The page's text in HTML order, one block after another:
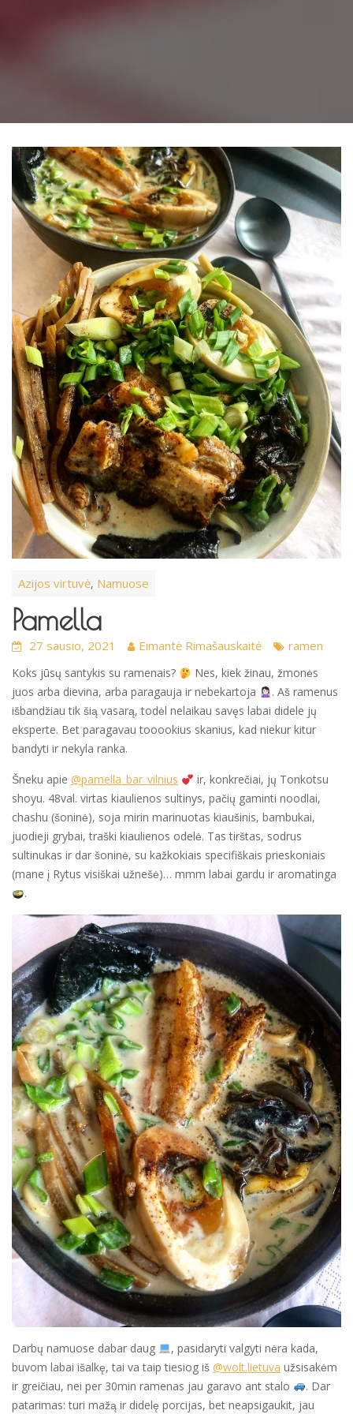
Azijos virtuvė, Namuose
Pamella
27 sausio, 2021 Eimantė Rimašauskaitė ramen
Koks jūsų santykis su ramenais?
Nes, kiek žinau, žmonės
juos arba dievina, arba paragauja ir nebekartoja
. Aš ramenus
išbandžiau tik šią vasarą, todėl nelaikau savęs labai didele jų
eksperte. Bet paragavau tooookius skanius, kad niekur kitur
bandyti ir nekyla ranka.
Šneku apie @pamella_bar_vilnius
ir, konkrečiai, jų Tonkotsu
shoyu. 48val. virtas kiaulienos sultinys, pačių gaminti noodlai,
chashu (šoninė), soja mirin marinuotas kiaušinis, bambukai,
juodieji grybai, traški kiaulienos odelė. Tas tirštas, sodrus
sultinukas ir dar šoninė, su kažkokiais specifiškais prieskoniais
(mane į Rytus visiškai užnešė)… mmm labai gardu ir aromatinga
.
Darbų namuose dabar daug
, pasidaryti valgyti nėra kada,
buvom labai išalkę, tai va taip tiesiog iš @wolt.lietuva užsisakėm
ir greičiau, nei per 30min ramenas jau garavo ant stalo
. Dar
patarimas: turi mažą ir didelę porcijas, bet neapsigaukit, jau